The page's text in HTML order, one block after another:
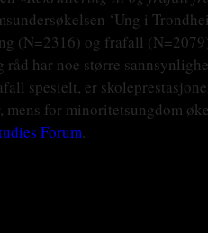
‘Ung i
(N=2316) og frafall
har noe større
spesielt, er
mens for minoritetsungdom
Forum.